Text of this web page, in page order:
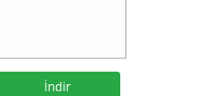
İndir